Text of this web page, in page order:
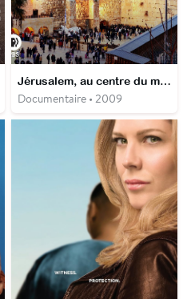
Jérusalem, au centre du monde
Documentaire • 2009